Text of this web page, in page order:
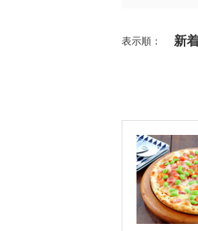
表示順： 新